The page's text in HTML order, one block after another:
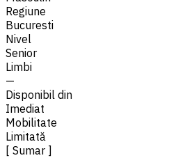
Regiune
Bucuresti
Nivel
Senior
Limbi
—
Disponibil din
Imediat
Mobilitate
Limitată
[ Sumar ]